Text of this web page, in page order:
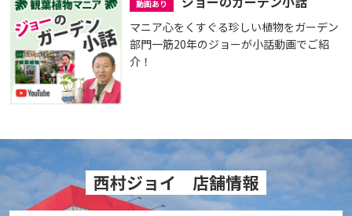
動画あり
マニア心をくすぐる珍しい植物をガーデン
部門一筋20年のジョーが小話動画でご紹
介！
西村ジョイ 店舗情報